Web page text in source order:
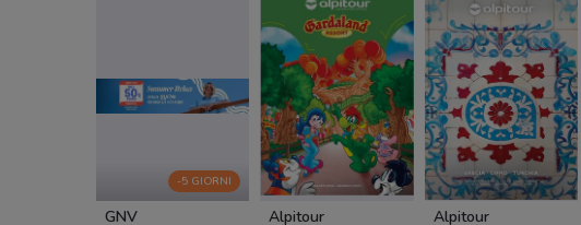
-5 GIORNI
GNV Alpitour Alpitour